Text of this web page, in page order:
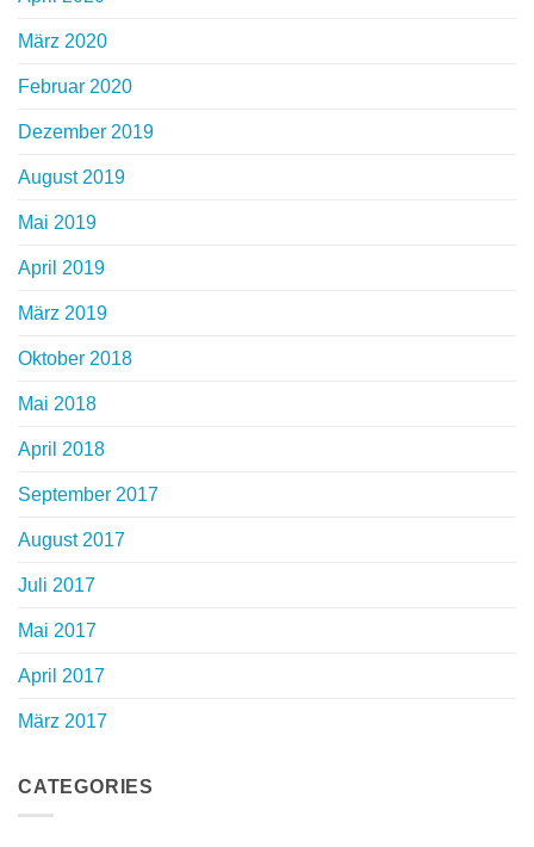
März 2020
Februar 2020
Dezember 2019
August 2019
Mai 2019
April 2019
März 2019
Oktober 2018
Mai 2018
April 2018
September 2017
August 2017
Juli 2017
Mai 2017
April 2017
März 2017
CATEGORIES